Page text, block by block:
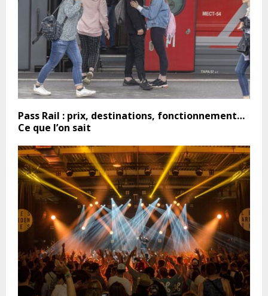
Pass Rail : prix, destinations, fonctionnement…
Ce que l’on sait